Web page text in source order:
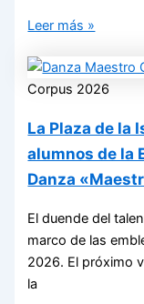
Leer más »
Corpus 2026
La Plaza de la
alumnos de la
Danza
El duende del
marco de las
2026. El próximo
la